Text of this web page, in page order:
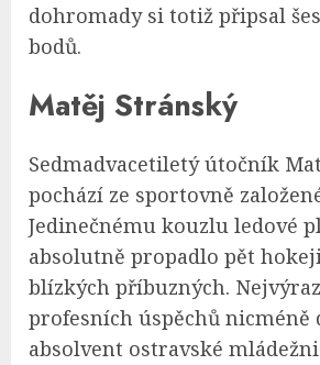
dohromady si totiž připsal
bodů.
Matěj Stránský
Sedmadvacetiletý útočník
pochází ze sportovně
Jedinečnému kouzlu ledové
absolutně propadlo pět
blízkých příbuzných.
profesních úspěchů nicméně
absolvent ostravské